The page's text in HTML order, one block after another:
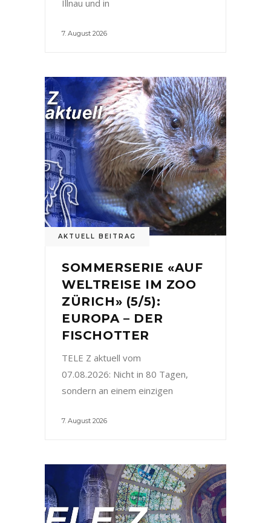
Illnau und in
7. August 2026
AKTUELL BEITRAG
SOMMERSERIE «AUF
WELTREISE IM ZOO
ZÜRICH» (5/5):
EUROPA – DER
FISCHOTTER
TELE Z aktuell vom
07.08.2026: Nicht in 80 Tagen,
sondern an einem einzigen
7. August 2026